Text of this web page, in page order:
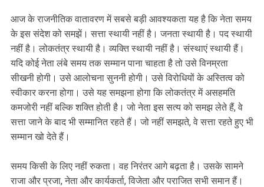
आज के राजनीतिक वातावरण में सबसे बड़ी आवश्यकता यह है कि नेता समय
के इस संदेश को समझें। सत्ता स्थायी नहीं है। जनता स्थायी है। पद स्थायी
नहीं है। लोकतंत्र स्थायी है। व्यक्ति स्थायी नहीं है। संस्थाएं स्थायी हैं।
यदि कोई नेता लंबे समय तक सम्मान पाना चाहता है तो उसे विनम्रता
सीखनी होगी। उसे आलोचना सुननी होगी। उसे विरोधियों के अस्तित्व को
स्वीकार करना होगा। उसे यह समझना होगा कि लोकतंत्र में असहमति
कमजोरी नहीं बल्कि शक्ति होती है। जो नेता इस सत्य को समझ लेते हैं, वे
सत्ता जाने के बाद भी सम्मानित रहते हैं। जो नहीं समझते, वे सत्ता रहते हुए भी
सम्मान खो देते हैं।
समय किसी के लिए नहीं रुकता। वह निरंतर आगे बढ़ता है। उसके सामने
राजा और प्रजा, नेता और कार्यकर्ता, विजेता और पराजित सभी समान हैं।